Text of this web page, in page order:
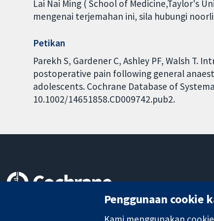
Lai Nai Ming ( School of Medicine,Taylor's
mengenai terjemahan ini, sila hubungi
Petikan
Parekh S, Gardener C, Ashley PF, Walsh
postoperative pain following general
adolescents. Cochrane Database of
10.1002/14651858.CD009742.pub2.
Penggunaan cookie